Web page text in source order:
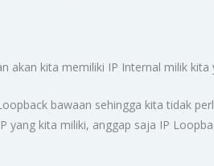
kita memiliki IP Internal milik kita
bawaan sehingga kita tidak
kita miliki, anggap saja IP